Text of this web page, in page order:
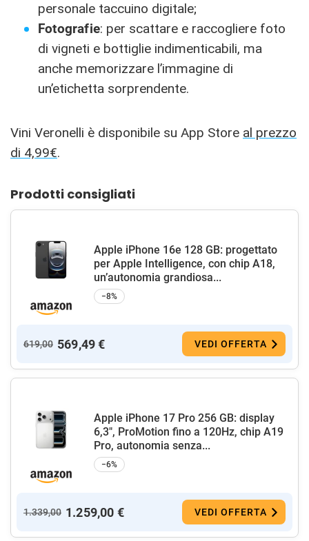
personale taccuino digitale;
Fotografie: per scattare e raccogliere foto
di vigneti e bottiglie indimenticabili, ma
anche memorizzare l’immagine di
un’etichetta sorprendente.
Vini Veronelli è disponibile su App Store al prezzo
di 4,99€.
Prodotti consigliati
Apple iPhone 16e 128 GB: progettato
per Apple Intelligence, con chip A18,
un’autonomia grandiosa...
−8%
619,00 569,49 € VEDI OFFERTA
Apple iPhone 17 Pro 256 GB: display
6,3", ProMotion fino a 120Hz, chip A19
Pro, autonomia senza...
−6%
1.339,00 1.259,00 € VEDI OFFERTA